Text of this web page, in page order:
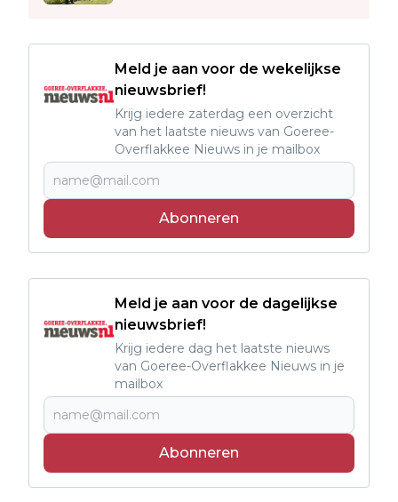
Meld je aan voor de wekelijkse
nieuwsbrief!
Krijg iedere zaterdag een overzicht
van het laatste nieuws van Goeree-
Overflakkee Nieuws in je mailbox
Abonneren
Meld je aan voor de dagelijkse
nieuwsbrief!
Krijg iedere dag het laatste nieuws
van Goeree-Overflakkee Nieuws in je
mailbox
Abonneren